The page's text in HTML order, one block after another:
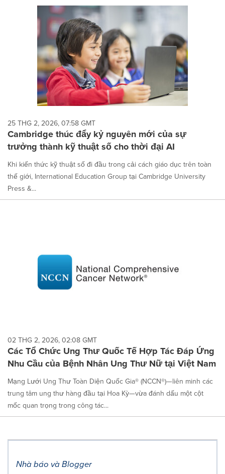
25 THG 2, 2026, 07:58 GMT
Cambridge thúc đẩy kỷ nguyên mới của sự
trưởng thành kỹ thuật số cho thời đại AI
Khi kiến thức kỹ thuật số đi đầu trong cải cách giáo dục trên toàn
thế giới, International Education Group tại Cambridge University
Press &...
02 THG 2, 2026, 02:08 GMT
Các Tổ Chức Ung Thư Quốc Tế Hợp Tác Đáp Ứng
Nhu Cầu của Bệnh Nhân Ung Thư Nữ tại Việt Nam
Mạng Lưới Ung Thư Toàn Diện Quốc Gia® (NCCN®)—liên minh các
trung tâm ung thư hàng đầu tại Hoa Kỳ—vừa đánh dấu một cột
mốc quan trọng trong công tác...
Nhà báo và Blogger